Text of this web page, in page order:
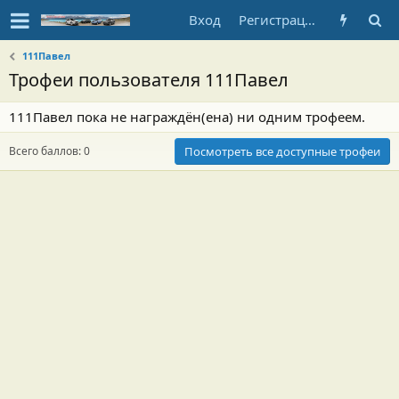
Вход Регистрация
111Павел
Трофеи пользователя 111Павел
111Павел пока не награждён(ена) ни одним трофеем.
Всего баллов: 0 Посмотреть все доступные трофеи